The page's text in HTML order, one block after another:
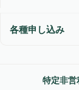
各種申し込み
特定非